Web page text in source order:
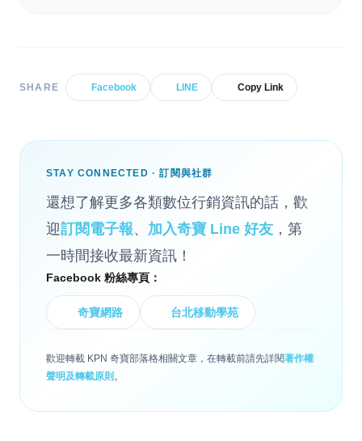
SHARE Facebook LINE Copy Link
STAY CONNECTED · 訂閱與社群
還想了解更多各類數位行銷資訊的話，歡
迎訂閱電子報、 加入奇寶 Line 好友 ，第
一時間接收最新資訊！
Facebook 粉絲專頁：
奇寶網路 台北移動學苑
歡迎轉載 KPN 奇寶部落格相關文章，在轉載前請先詳閱著作權
聲明及轉載原則 。